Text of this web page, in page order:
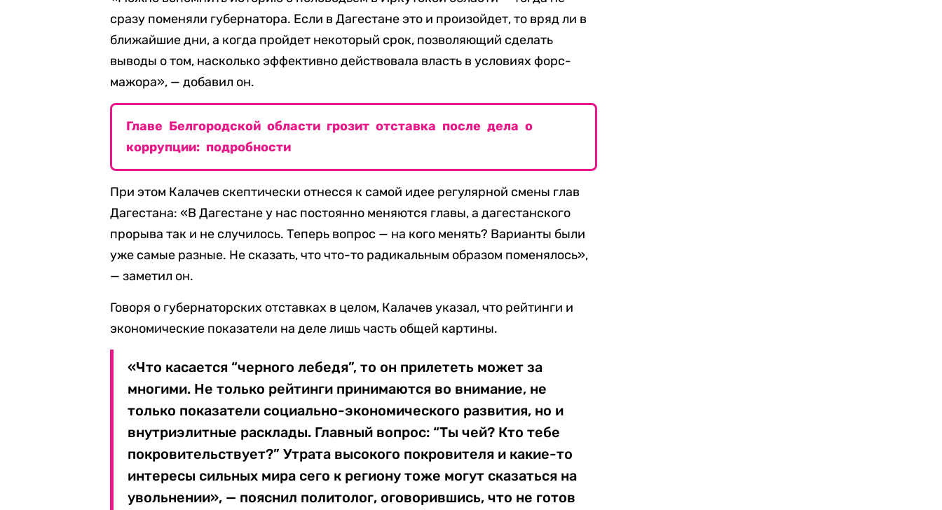
сразу поменяли губернатора. Если в Дагестане это и произойдет, то вряд ли в
ближайшие дни, а когда пройдет некоторый срок, позволяющий сделать
выводы о том, насколько эффективно действовала власть в условиях форс-
мажора», — добавил он.
Главе Белгородской области грозит отставка после дела о
коррупции: подробности
При этом Калачев скептически отнесся к самой идее регулярной смены глав
Дагестана: «В Дагестане у нас постоянно меняются главы, а дагестанского
прорыва так и не случилось. Теперь вопрос — на кого менять? Варианты были
уже самые разные. Не сказать, что что-то радикальным образом поменялось»,
— заметил он.
Говоря о губернаторских отставках в целом, Калачев указал, что рейтинги и
экономические показатели на деле лишь часть общей картины.
«Что касается “черного лебедя”, то он прилететь может за
многими. Не только рейтинги принимаются во внимание, не
только показатели социально-экономического развития, но и
внутриэлитные расклады. Главный вопрос: “Ты чей? Кто тебе
покровительствует?” Утрата высокого покровителя и какие-то
интересы сильных мира сего к региону тоже могут сказаться на
увольнении», — пояснил политолог, оговорившись, что не готов